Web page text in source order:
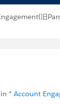
旧
* Account